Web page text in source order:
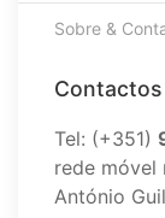
Sobre &
Contactos
Tel: (+351)
rede móvel
António